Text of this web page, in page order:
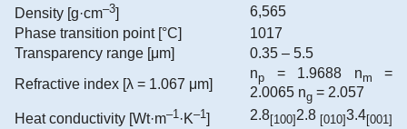
Density [g·cm–3]
6,565
Phase transition point [°C]
1017
Transparency range [μm]
0.35 – 5.5
Refractive index [λ = 1.067 μm]
np = 1.9688 nm =
2.0065 ng = 2.057
Heat conductivity [Wt·m–1 ·K–1 ] 2.8[100] 2.8 [010]3.4[001]